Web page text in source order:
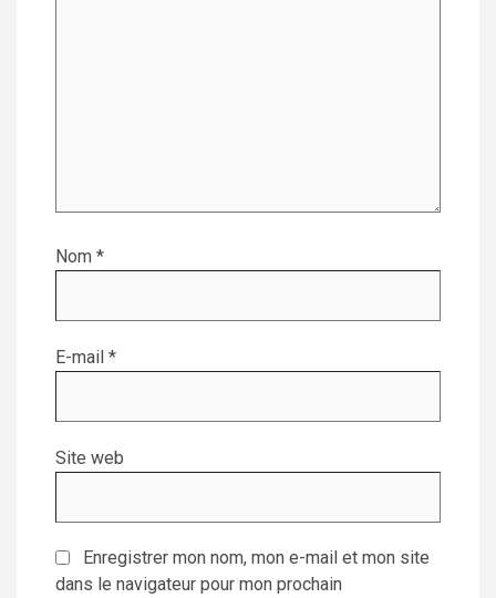
Nom *
E-mail *
Site web
Enregistrer mon nom, mon e-mail et mon site
dans le navigateur pour mon prochain